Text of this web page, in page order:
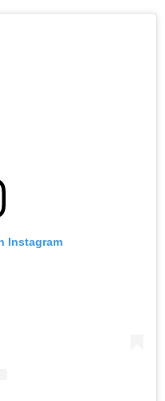
Instagram